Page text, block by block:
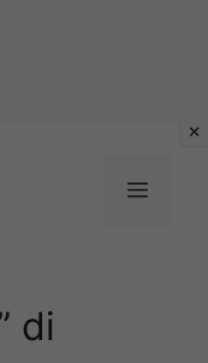
Menu
di